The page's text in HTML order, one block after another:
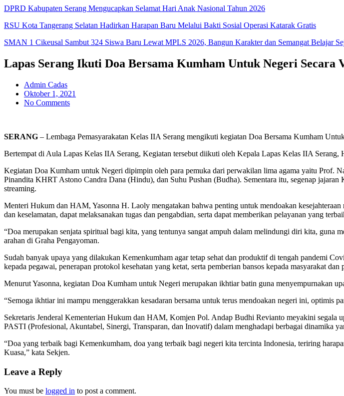
DPRD Kabupaten Serang Mengucapkan Selamat Hari Anak Nasional Tahun 2026
RSU Kota Tangerang Selatan Hadirkan Harapan Baru Melalui Bakti Sosial Operasi Katarak Gratis
SMAN 1 Cikeusal Sambut 324 Siswa Baru Lewat MPLS 2026, Bangun Karakter dan Semangat Belajar
Lapas Serang Ikuti Doa Bersama Kumham Untuk Negeri Secara
Admin Cadas
Oktober 1, 2021
No Comments
SERANG – Lembaga Pemasyarakatan Kelas IIA Serang mengikuti kegiatan Doa Bersama Kumham
Bertempat di Aula Lapas Kelas IIA Serang, Kegiatan tersebut diikuti oleh Kepala Lapas Kelas IIA
Kegiatan Doa Kumham untuk Negeri dipimpin oleh para pemuka dari perwakilan lima agama yaitu
Pinandita KHRT Astono Candra Dana (Hindu), dan Suhu Pushan (Budha). Sementara itu, segenap
streaming.
Menteri Hukum dan HAM, Yasonna H. Laoly mengatakan bahwa penting untuk mendoakan
dan keselamatan, dapat melaksanakan tugas dan pengabdian, serta dapat memberikan pelayanan yang
“Doa merupakan senjata spiritual bagi kita, yang tentunya sangat ampuh dalam melindungi diri kita, guna
arahan di Graha Pengayoman.
Sudah banyak upaya yang dilakukan Kemenkumham agar tetap sehat dan produktif di tengah pandemi
kepada pegawai, penerapan protokol kesehatan yang ketat, serta pemberian bansos kepada masyarakat
Menurut Yasonna, kegiatan Doa Kumham untuk Negeri merupakan ikhtiar batin guna menyempurnakan
“Semoga ikhtiar ini mampu menggerakkan kesadaran bersama untuk terus mendoakan negeri ini, optimis
Sekretaris Jenderal Kementerian Hukum dan HAM, Komjen Pol. Andap Budhi Revianto meyakini segala
PASTI (Profesional, Akuntabel, Sinergi, Transparan, dan Inovatif) dalam menghadapi berbagai dinamika
“Doa yang terbaik bagi Kemenkumham, doa yang terbaik bagi negeri kita tercinta Indonesia, teriring
Kuasa,” kata Sekjen.
Leave a Reply
You must be logged in to post a comment.